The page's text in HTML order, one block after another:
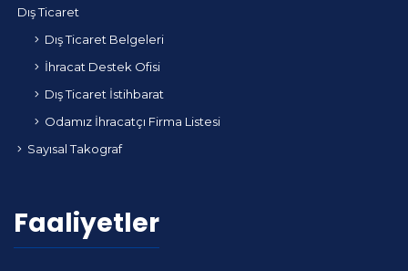
Dış Ticaret
Dış Ticaret Belgeleri
İhracat Destek Ofisi
Dış Ticaret İstihbarat
Odamız İhracatçı Firma Listesi
Sayısal Takograf
Faaliyetler